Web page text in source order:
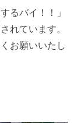
るバイ！！」
れています。
お願いいたし